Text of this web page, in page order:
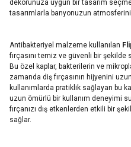
dekorunuza uygun bir tasarım
tasarımlarla banyonuzun
Antibakteriyel malzeme kullanılan
fırçasını temiz ve güvenli bir
Bu özel kaplar, bakterilerin ve
zamanda diş fırçasının hijyenini
kullanımlarda pratiklik sağlayan bu
uzun ömürlü bir kullanım deneyimi
fırçanızı dış etkenlerden etkili bir
sağlar.